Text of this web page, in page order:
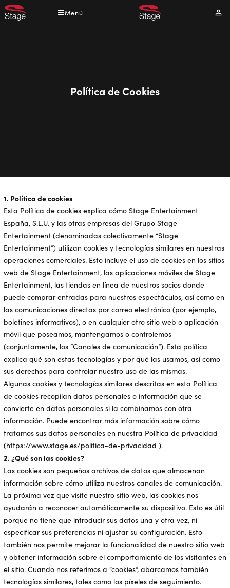
Pasar
al
Menú
Mi
Política de Cookies
1. Política de cookies
Esta Política de cookies explica cómo Stage Entertainment
España, S.L.U. y las otras empresas del Grupo Stage
Entertainment (denominadas colectivamente “Stage
Entertainment”) utilizan cookies y tecnologías similares en nuestras
operaciones comerciales. Esto incluye el uso de cookies en los sitios
web de Stage Entertainment, las aplicaciones móviles de Stage
Entertainment, las tiendas en línea de nuestros socios donde
puede comprar entradas para nuestros espectáculos, así como en
las comunicaciones directas por correo electrónico (por ejemplo,
boletines informativos), o en cualquier otro sitio web o aplicación
móvil que poseamos, mantengamos o controlemos
(conjuntamente, los “Canales de comunicación”). Esta política
explica qué son estas tecnologías y por qué las usamos, así como
sus derechos para controlar nuestro uso de las mismas.
Algunas cookies y tecnologías similares descritas en esta Política
de cookies recopilan datos personales o información que se
convierte en datos personales si la combinamos con otra
información. Puede encontrar más información sobre cómo
tratamos sus datos personales en nuestra Política de privacidad
(https://www.stage.es/politica-de-privacidad ).
2. ¿Qué son las cookies?
Las cookies son pequeños archivos de datos que almacenan
información sobre cómo utiliza nuestros canales de comunicación.
La próxima vez que visite nuestro sitio web, las cookies nos
ayudarán a reconocer automáticamente su dispositivo. Esto es útil
porque no tiene que introducir sus datos una y otra vez, ni
especificar sus preferencias ni ajustar su configuración. Esto
también nos permite mejorar la funcionalidad de nuestro sitio web
y obtener información sobre el comportamiento de los visitantes en
el sitio. Cuando nos referimos a “cookies”, abarcamos también
tecnologías similares, tales como los píxeles de seguimiento.